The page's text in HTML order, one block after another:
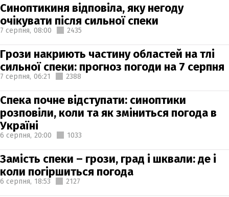
Синоптикиня відповіла, яку негоду
очікувати після сильної спеки
7 серпня, 08:00 2435
Грози накриють частину областей на тлі
сильної спеки: прогноз погоди на 7 серпня
7 серпня, 06:21 2388
Спека почне відступати: синоптики
розповіли, коли та як зміниться погода в
Україні
6 серпня, 20:00 1033
Замість спеки – грози, град і шквали: де і
коли погіршиться погода
6 серпня, 18:53 2127